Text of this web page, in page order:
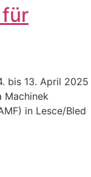
bis 13. April 2025
Machinek
in Lesce/Bled